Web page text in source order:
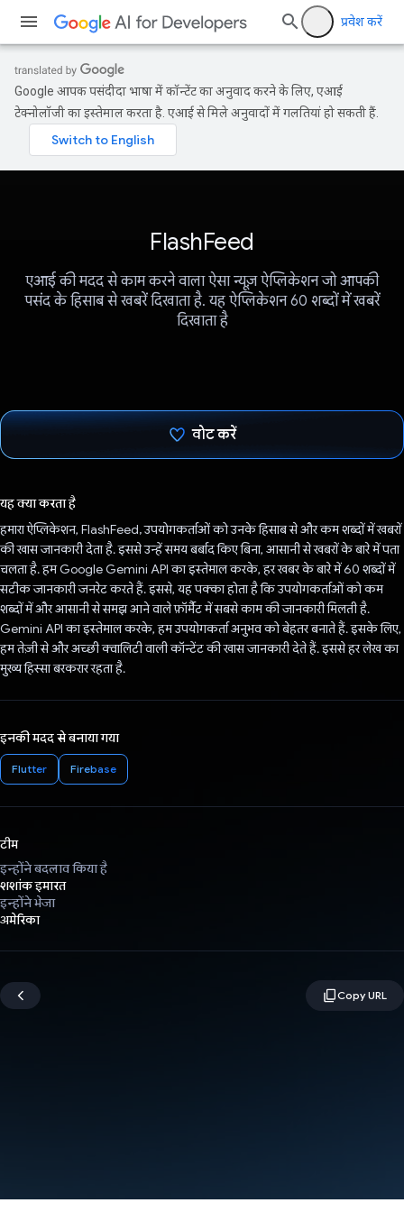
प्रवेश करें
Google आपकी पसंदीदा भाषा में कॉन्टेंट का अनुवाद करने के लिए, एआई
टेक्नोलॉजी का इस्तेमाल करता है. एआई से मिले अनुवादों में गलतियां हो सकती हैं.
FlashFeed
एआई की मदद से काम करने वाला ऐसा न्यूज़ ऐप्लिकेशन जो आपकी
पसंद के हिसाब से खबरें दिखाता है. यह ऐप्लिकेशन 60 शब्दों में खबरें
दिखाता है
वोट करें
यह क्या करता है
हमारा ऐप्लिकेशन, FlashFeed, उपयोगकर्ताओं को उनके हिसाब से और कम शब्दों में खबरों
की खास जानकारी देता है. इससे उन्हें समय बर्बाद किए बिना, आसानी से खबरों के बारे में पता
चलता है. हम Google Gemini API का इस्तेमाल करके, हर खबर के बारे में 60 शब्दों में
सटीक जानकारी जनरेट करते हैं. इससे, यह पक्का होता है कि उपयोगकर्ताओं को कम
शब्दों में और आसानी से समझ आने वाले फ़ॉर्मैट में सबसे काम की जानकारी मिलती है.
Gemini API का इस्तेमाल करके, हम उपयोगकर्ता अनुभव को बेहतर बनाते हैं. इसके लिए,
हम तेज़ी से और अच्छी क्वालिटी वाली कॉन्टेंट की खास जानकारी देते हैं. इससे हर लेख का
मुख्य हिस्सा बरकरार रहता है.
इनकी मदद से बनाया गया
Flutter Firebase
टीम
इन्होंने बदलाव किया है
शशांक इमारत
इन्होंने भेजा
अमेरिका